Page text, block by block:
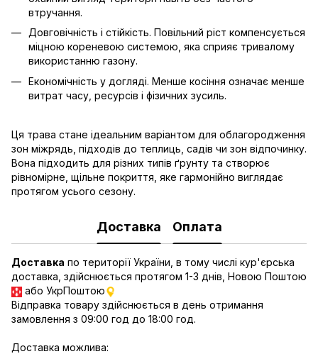
втручання.
Довговічність і стійкість. Повільний ріст компенсується
міцною кореневою системою, яка сприяє тривалому
використанню газону.
Економічність у догляді. Менше косіння означає менше
витрат часу, ресурсів і фізичних зусиль.
Ця трава стане ідеальним варіантом для облагородження
зон міжрядь, підходів до теплиць, садів чи зон відпочинку.
Вона підходить для різних типів ґрунту та створює
рівномірне, щільне покриття, яке гармонійно виглядає
протягом усього сезону.
Доставка Оплата
Доставка по території України, в тому числі кур'єрська
доставка, здійснюється протягом 1-3 днів, Новою Поштою
або УкрПоштою
Відправка товару здійснюється в день отримання
замовлення з 09:00 год до 18:00 год.
Доставка можлива: